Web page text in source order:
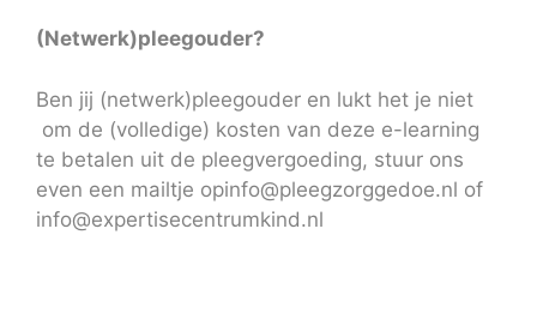
(Netwerk)pleegouder?
Ben jij (netwerk)pleegouder en lukt het je niet
om de (volledige) kosten van deze e-learning
te betalen uit de pleegvergoeding, stuur ons
even een mailtje opinfo@pleegzorggedoe.nl of
info@expertisecentrumkind.nl